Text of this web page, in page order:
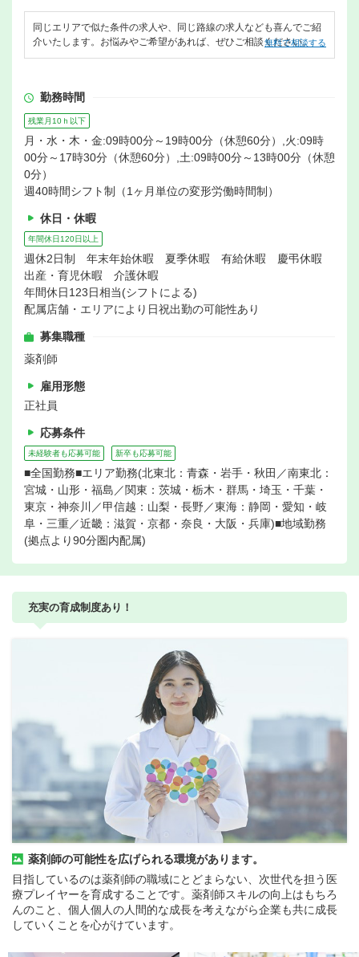
同じエリアで似た条件の求人や、同じ路線の求人なども喜んでご紹
介いたします。お悩みやご希望があれば、ぜひご相談ください。
無料で相談する
勤務時間
残業月10ｈ以下
月・水・木・金:09時00分～19時00分（休憩60分）,火:09時
00分～17時30分（休憩60分）,土:09時00分～13時00分（休憩
0分）
週40時間シフト制（1ヶ月単位の変形労働時間制）
休日・休暇
年間休日120日以上
週休2日制 年末年始休暇 夏季休暇 有給休暇 慶弔休暇
出産・育児休暇 介護休暇
年間休日123日相当(シフトによる)
配属店舗・エリアにより日祝出勤の可能性あり
募集職種
薬剤師
雇用形態
正社員
応募条件
未経験者も応募可能 新卒も応募可能
■全国勤務■エリア勤務(北東北：青森・岩手・秋田／南東北：
宮城・山形・福島／関東：茨城・栃木・群馬・埼玉・千葉・
東京・神奈川／甲信越：山梨・長野／東海：静岡・愛知・岐
阜・三重／近畿：滋賀・京都・奈良・大阪・兵庫)■地域勤務
(拠点より90分圏内配属)
充実の育成制度あり！
薬剤師の可能性を広げられる環境があります。
目指しているのは薬剤師の職域にとどまらない、次世代を担う医
療プレイヤーを育成することです。薬剤師スキルの向上はもちろ
んのこと、個人個人の人間的な成長を考えながら企業も共に成長
していくことを心がけています。